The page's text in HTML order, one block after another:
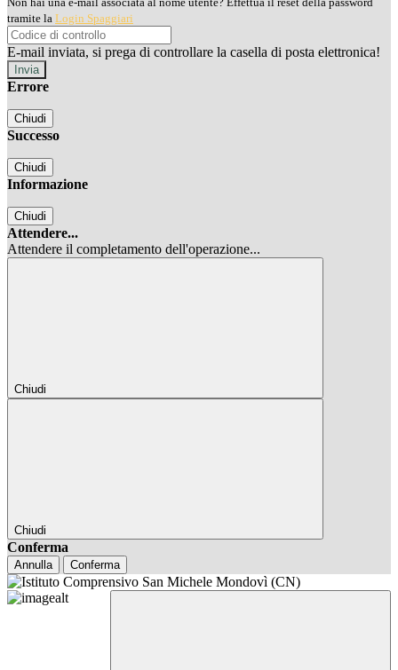
tramite la Login Spaggiari
E-mail inviata, si prega di controllare la casella di posta elettronica!
Errore
Chiudi
Successo
Chiudi
Informazione
Chiudi
Attendere...
Attendere il completamento dell'operazione...
Chiudi
Chiudi
Conferma
Annulla Conferma